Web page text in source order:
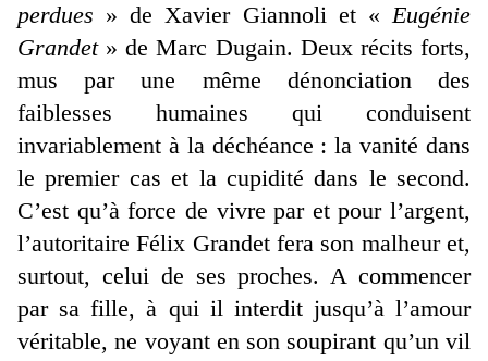
perdues » de Xavier Giannoli et «Eugénie
Grandet» de Marc Dugain. Deux récits forts,
mus par une même dénonciation des
faiblesses humaines qui conduisent
invariablement à la déchéance : la vanité dans
le premier cas et la cupidité dans le second.
C’est qu’à force de vivre par et pour l’argent,
l’autoritaire Félix Grandet fera son malheur et,
surtout, celui de ses proches. A commencer
par sa fille, à qui il interdit jusqu’à l’amour
véritable, ne voyant en son soupirant qu’un vil